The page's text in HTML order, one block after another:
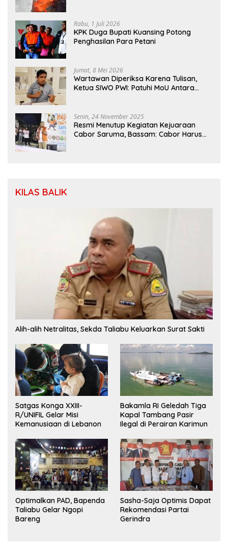
Rabu, 1 Juli 2026
KPK Duga Bupati Kuansing Potong
Penghasilan Para Petani
Jumat, 8 Mei 2026
Wartawan Diperiksa Karena Tulisan,
Ketua SIWO PWI: Patuhi MoU Antara
Senin, 24 November 2025
Resmi Menutup Kegiatan Kejuaraan
Cabor Saruma, Bassam: Cabor Harus
KILAS BALIK
Alih-alih Netralitas, Sekda Taliabu Keluarkan Surat Sakti
Satgas Konga XXIII-
R/UNIFIL Gelar Misi
Kemanusiaan di Lebanon
Bakamla RI Geledah Tiga
Kapal Tambang Pasir
Ilegal di Perairan Karimun
Optimalkan PAD, Bapenda
Taliabu Gelar Ngopi
Bareng
Sasha-Saja Optimis Dapat
Rekomendasi Partai
Gerindra